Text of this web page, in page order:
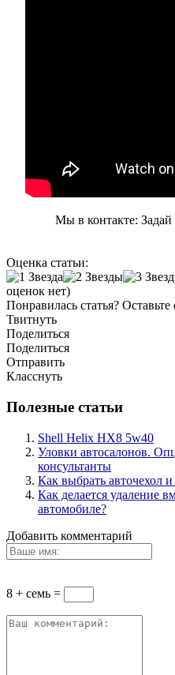
Мы в контакте: Задай
Оценка статьи:
оценок нет)
Понравилась статья?
Твитнуть
Поделиться
Поделиться
Отправить
Класснуть
Полезные статьи
Shell Helix HX8 5w40
Уловки автосалонов.
консультанты
Как выбрать авточехол
Как делается удаление
автомобиле?
Добавить комментарий
8 + семь =